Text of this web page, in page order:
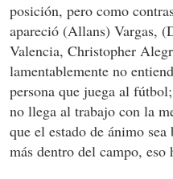
posición, pero como
apareció (Allans) Vargas,
Valencia, Christopher
lamentablemente no
persona que juega al
no llega al trabajo con la
que el estado de ánimo
más dentro del campo, eso